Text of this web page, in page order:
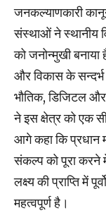
जनकल्याणकारी
संस्थाओं ने स्थानीय
को जनोन्मुखी बनाया
और विकास के सन्दर्भ
भौतिक, डिजिटल और
ने इस क्षेत्र को एक
आगे कहा कि प्रधान
संकल्प को पूरा करने
लक्ष्य की प्राप्ति में
महत्वपूर्ण है।